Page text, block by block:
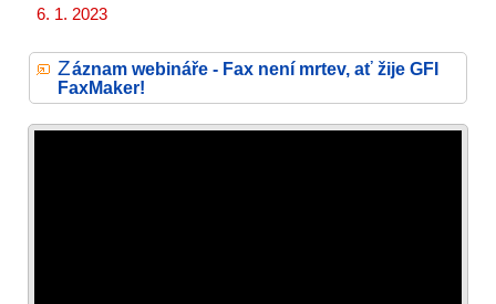
6. 1. 2023
Záznam webináře - Fax není mrtev, ať žije GFI
FaxMaker!